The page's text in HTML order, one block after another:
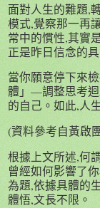
面對人生的難題,
模式,覺察那一再
常中的慣性,其實
正是昨日信念的具
當你願意停下來
體」—調整思考迴
的自己。如此,人
(資料參考自黃啟
根據上文所述,何
曾經如何影響了
為題,依據具體的
體悟,文長不限。